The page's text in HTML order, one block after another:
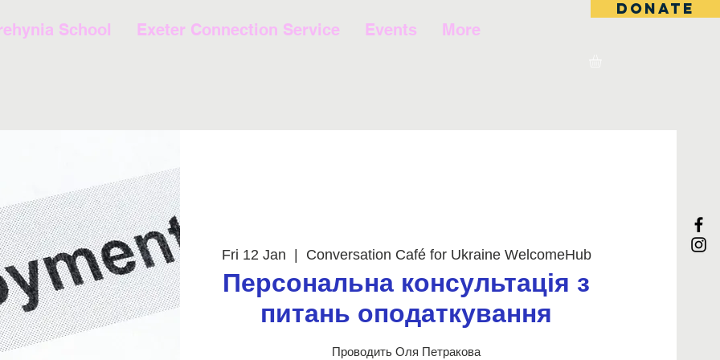
DONATE
School Exeter Connection Service Events More
Fri 12 Jan
  |
Conversation Café for Ukraine WelcomeHub
Персональна консультація з
питань оподаткування
Проводить Оля Петракова